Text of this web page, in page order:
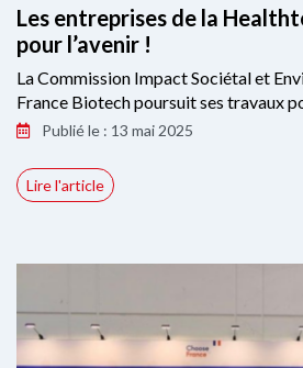
Les entreprises de la
pour l’avenir !
La Commission Impact Sociétal et
France Biotech poursuit ses travaux
Publié le : 13 mai 2025
Lire l'article